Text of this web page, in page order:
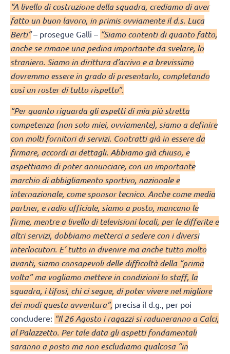
“A livello di costruzione della squadra, crediamo di aver
fatto un buon lavoro, in primis ovviamente il d.s. Luca
Berti”– prosegue Galli – “Siamo contenti di quanto fatto,
anche se rimane una pedina importante da svelare, lo
straniero. Siamo in dirittura d’arrivo e a brevissimo
dovremmo essere in grado di presentarlo, completando
così un roster di tutto rispetto”.
“Per quanto riguarda gli aspetti di mia più stretta
competenza (non solo miei, ovviamente), siamo a definire
con molti fornitori di servizi. Contratti già in essere da
firmare, accordi ai dettagli. Abbiamo già chiuso, e
aspettiamo di poter annunciare, con un importante
marchio di abbigliamento sportivo, nazionale e
internazionale, come sponsor tecnico. Anche come media
partner, e radio ufficiale, siamo a posto, mancano le
firme, mentre a livello di televisioni locali, per le differite e
altri servizi, dobbiamo metterci a sedere con i diversi
interlocutori. E’ tutto in divenire ma anche tutto molto
avanti, siamo consapevoli delle difficoltà della “prima
volta” ma vogliamo mettere in condizioni lo staff, la
squadra, i tifosi, chi ci segue, di poter vivere nel migliore
dei modi questa avventura”, precisa il d.g., per poi
concludere: “Il 26 Agosto i ragazzi si raduneranno a Calci,
al Palazzetto. Per tale data gli aspetti fondamentali
saranno a posto ma non escludiamo qualcosa “in